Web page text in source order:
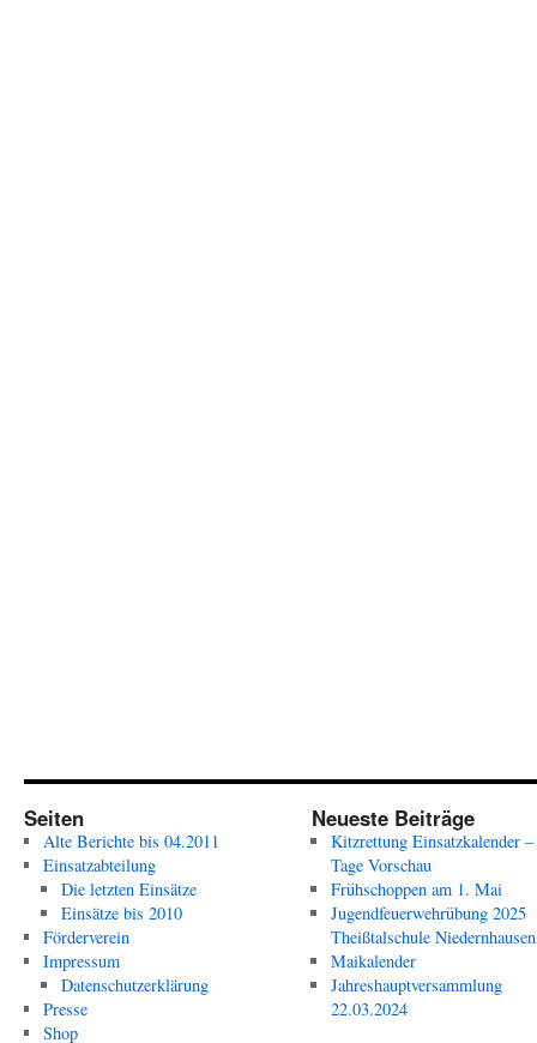
Seiten
Alte Berichte bis 04.2011
Einsatzabteilung
Die letzten Einsätze
Einsätze bis 2010
Förderverein
Impressum
Datenschutzerklärung
Presse
Shop
Neueste Beiträge
Kitzrettung Einsatzkalender –
Tage Vorschau
Frühschoppen am 1. Mai
Jugendfeuerwehrübung 2025
Theißtalschule
Maikalender
Jahreshauptversammlung
22.03.2024